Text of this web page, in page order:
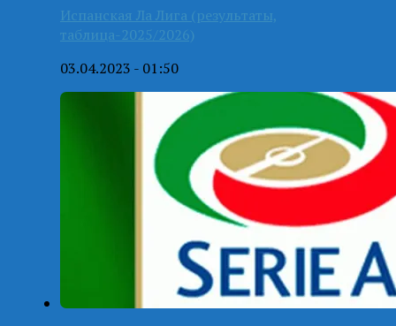
Испанская Ла Лига (результаты,
таблица-2025/2026)
03.04.2023 - 01:50